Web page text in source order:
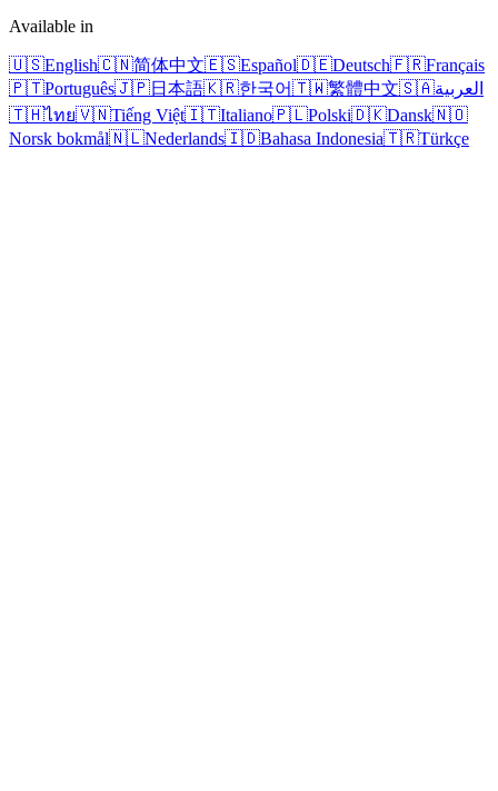
Available in
🇺🇸English🇨🇳简体中文🇪🇸Español🇩🇪Deutsch🇫🇷Français
🇵🇹Português🇯🇵日本語🇰🇷한국어🇹🇼繁體中文🇸🇦العربية
🇹🇭ไทย🇻🇳Tiếng Việt🇮🇹Italiano🇵🇱Polski🇩🇰Dansk🇳🇴
Norsk bokmål🇳🇱Nederlands🇮🇩Bahasa Indonesia🇹🇷Türkçe